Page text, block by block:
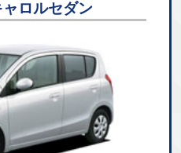
ロルセダン